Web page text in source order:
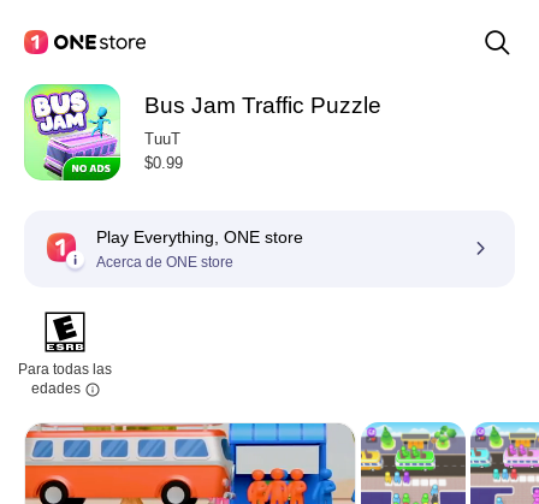
Bus Jam Traffic Puzzle
TuuT
$0.99
Play Everything, ONE store
Acerca de ONE store
Para todas las
edades